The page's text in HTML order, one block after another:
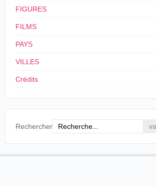
FIGURES
FILMS
PAYS
VILLES
Crédits
Rechercher